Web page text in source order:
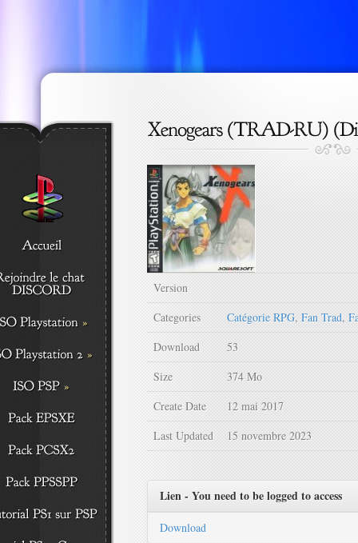
Version
Categories
Catégorie RPG, Fan Trad,
Download
53
Size
374 Mo
Create Date
12 mai 2017
Last Updated
15 novembre 2023
Lien - You need to be logged to access
Download